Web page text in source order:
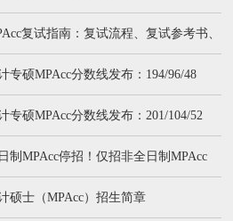
复试指南：复试流程、复试参考书、
专硕MPAcc分数线发布：194/96/48
专硕MPAcc分数线发布：201/104/52
制MPAcc停招！仅招非全日制MPAcc
硕士（MPAcc）招生简章